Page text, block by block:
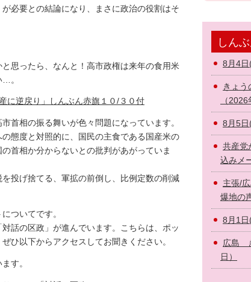
必要との結論になり、まさに政治の役割はそ
思ったら、なんと！高市政権は来年の食用米
。
に逆戻り」しんぶん赤旗１０/３０付
首相の振る舞いが色々問題になっています。
態度と対照的に、国民の主食である国産米の
首相か分からないとの批判があがっていま
投げ捨てる、軍拡の前倒し、比例定数の削減
ついてです。
話の区政」が進んでいます。こちらは、ポッ
ひ以下からアクセスしてお聞きください。
す。
しん
8月4日
きょ
（2026
8月5日
共産党
込みメ
主張/
爆地の
8月1日
広島
日）